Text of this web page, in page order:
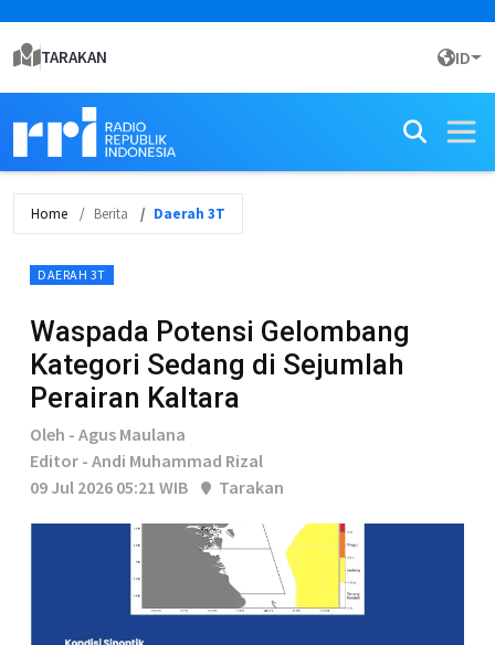
TARAKAN ID
Home Berita Daerah 3T
DAERAH 3T
Waspada Potensi Gelombang
Kategori Sedang di Sejumlah
Perairan Kaltara
Oleh - Agus Maulana
Editor - Andi Muhammad Rizal
09 Jul 2026 05:21 WIB
Tarakan